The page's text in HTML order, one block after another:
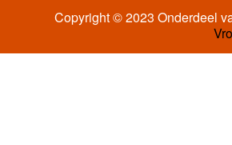
Copyright © 2023 Onderdeel